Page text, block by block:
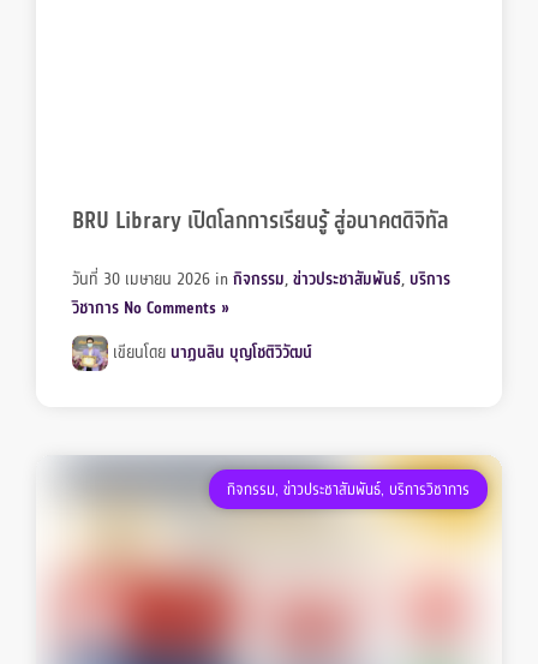
BRU Library เปิดโลกการเรียนรู้ สู่อนาคตดิจิทัล
วันที่ 30 เมษายน 2026 inกิจกรรม,ข่าวประชาสัมพันธ์, บริการ
วิชาการ No Comments »
เขียนโดย นาฏนลิน บุญโชติวิวัฒน์
กิจกรรม, ข่าวประชาสัมพันธ์, บริการวิชาการ